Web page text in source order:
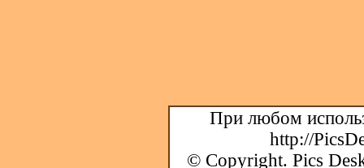
При любом
http://
© Copyright. Pics